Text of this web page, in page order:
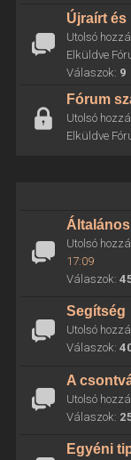
Újraírt
Utolsó
Elküldve
Válaszok: 9
Fórum
Utolsó
Elküldve
Utolsó
17:09
Válaszok:
Segítség
Utolsó
Válaszok:
A
Utolsó
Válaszok:
Egyéni